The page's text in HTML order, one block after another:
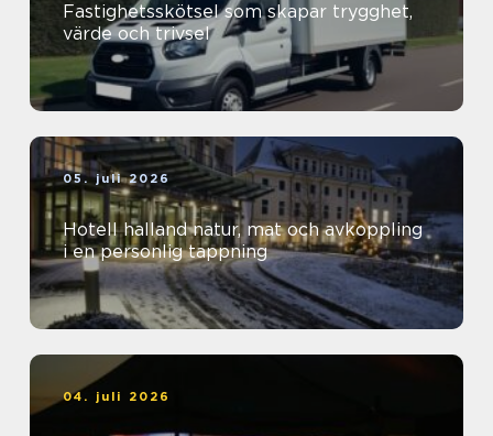
Fastighetsskötsel som skapar trygghet,
värde och trivsel
05. juli 2026
Hotell halland natur, mat och avkoppling
i en personlig tappning
04. juli 2026